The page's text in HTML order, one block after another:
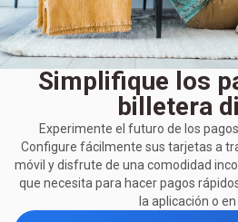
Simplifique los
billetera
Experimente el futuro de los
Configure fácilmente sus tarjetas a
móvil y disfrute de una comodidad
que necesita para hacer pagos
la aplicación o en